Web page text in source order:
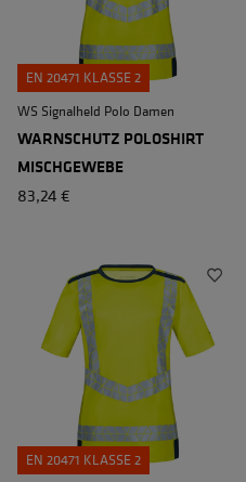
EN 20471 KLASSE 2
WS Signalheld Polo Damen
WARNSCHUTZ POLOSHIRT
MISCHGEWEBE
83,24 €
EN 20471 KLASSE 2